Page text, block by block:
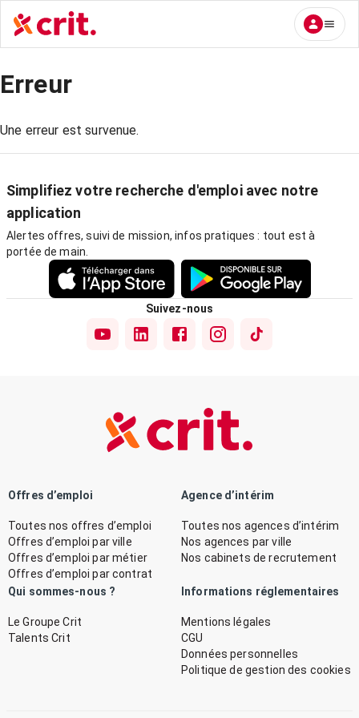
Erreur
Une erreur est survenue.
Simplifiez votre recherche d'emploi avec notre
application
Alertes offres, suivi de mission, infos pratiques : tout est à
portée de main.
Suivez-nous
Offres d’emploi
Toutes nos offres d’emploi
Offres d’emploi par ville
Offres d’emploi par métier
Offres d’emploi par contrat
Agence d’intérim
Toutes nos agences d’intérim
Nos agences par ville
Nos cabinets de recrutement
Qui sommes-nous ?
Le Groupe Crit
Talents Crit
Informations réglementaires
Mentions légales
CGU
Données personnelles
Politique de gestion des cookies